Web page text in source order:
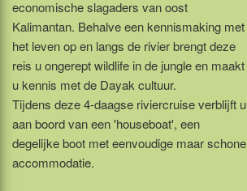
economische slagaders van oost
Kalimantan. Behalve een kennismaking met
het leven op en langs de rivier brengt deze
reis u ongerept wildlife in de jungle en maakt
u kennis met de Dayak cultuur.
Tijdens deze 4-daagse riviercruise verblijft u
aan boord van een 'houseboat', een
degelijke boot met eenvoudige maar schone
accommodatie.